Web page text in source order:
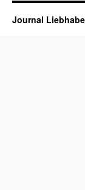
Journal